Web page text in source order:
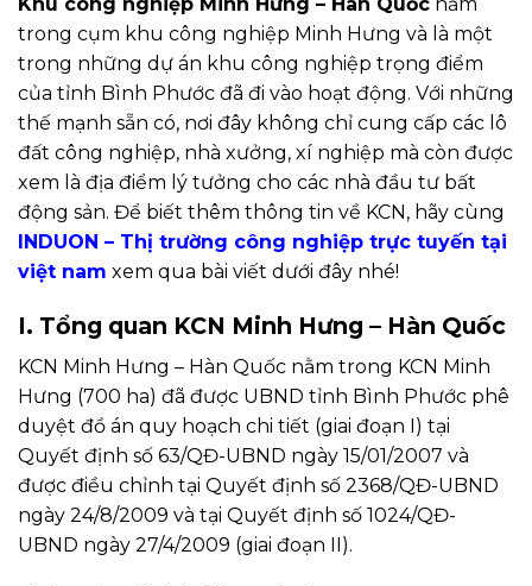
trong cụm khu công nghiệp Minh Hưng và là một
trong những dự án khu công nghiệp trọng điểm
của tỉnh Bình Phước đã đi vào hoạt động. Với những
thế mạnh sẵn có, nơi đây không chỉ cung cấp các lô
đất công nghiệp, nhà xưởng, xí nghiệp mà còn được
xem là địa điểm lý tưởng cho các nhà đầu tư bất
động sản. Để biết thêm thông tin về KCN, hãy cùng
INDUON – Thị trường công nghiệp trực tuyến tại
việt nam xem qua bài viết dưới đây nhé!
I. Tổng quan KCN Minh Hưng – Hàn Quốc
KCN Minh Hưng – Hàn Quốc nằm trong KCN Minh
Hưng (700 ha) đã được UBND tỉnh Bình Phước phê
duyệt đồ án quy hoạch chi tiết (giai đoạn I) tại
Quyết định số 63/QĐ-UBND ngày 15/01/2007 và
được điều chỉnh tại Quyết định số 2368/QĐ-UBND
ngày 24/8/2009 và tại Quyết định số 1024/QĐ-
UBND ngày 27/4/2009 (giai đoạn II).